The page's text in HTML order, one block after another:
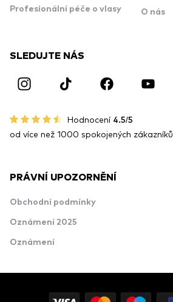
Profesionální péče o vlasy O nás
SLEDUJTE NÁS
Hodnocení 4.5/5
od více než 1000 spokojených zákazníků
PRÁVNÍ UPOZORNĚNÍ
Obchodní podmínky
Oznámení 2025
Oznámení